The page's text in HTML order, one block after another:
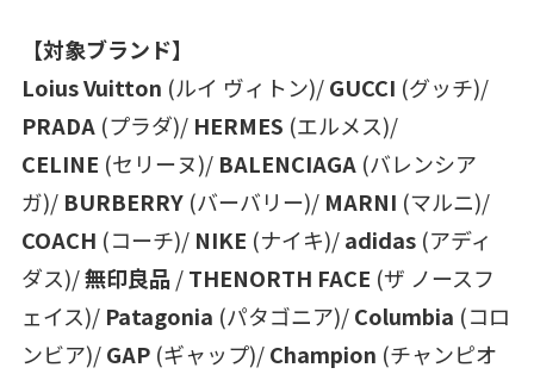
【対象ブランド】
Loius Vuitton (ルイ ヴィトン)/GUCCI (グッチ)/
PRADA (プラダ)/ HERMES (エルメス)/
CELINE (セリーヌ)/ BALENCIAGA (バレンシア
ガ)/ BURBERRY (バーバリー)/ MARNI (マルニ)/
COACH (コーチ)/ NIKE (ナイキ)/adidas (アディ
ダス)/無印良品 /THENORTH FACE (ザ ノースフ
ェイス)/ Patagonia (パタゴニア)/Columbia (コロ
ンビア)/GAP (ギャップ)/Champion (チャンピオ